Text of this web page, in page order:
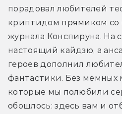
порадовал любителей
криптидом прямиком со
журнала Конспируна. На
настоящий кайдзю, а
героев дополнил
фантастики. Без мемных
которые мы полюбили
обошлось: здесь вам и